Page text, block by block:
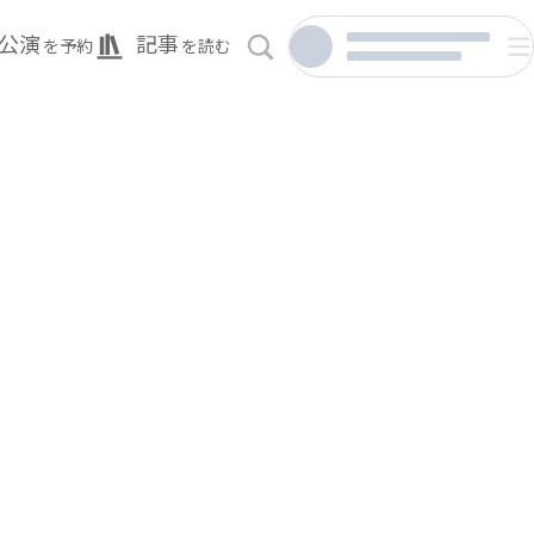
公演 を予約 記事 を読む